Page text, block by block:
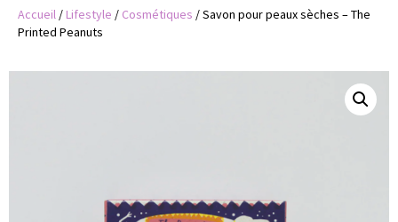
Accueil /Lifestyle / Cosmétiques / Savon pour peaux sèches – The
Printed Peanuts